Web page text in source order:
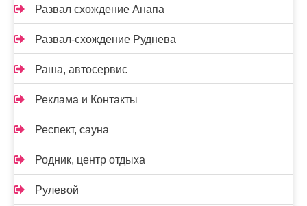
Развал схождение Анапа
Развал-схождение Руднева
Раша, автосервис
Реклама и Контакты
Респект, сауна
Родник, центр отдыха
Рулевой